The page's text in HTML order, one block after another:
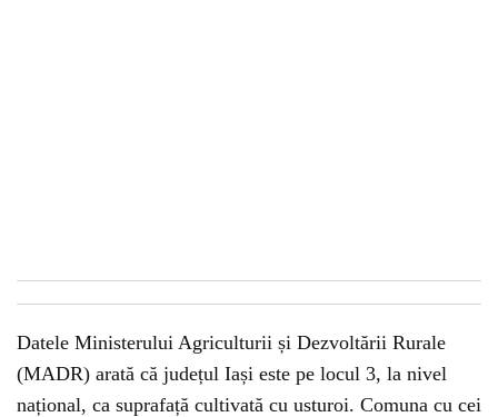
Datele Ministerului Agriculturii și Dezvoltării Rurale
(MADR) arată că județul Iași este pe locul 3, la nivel
național, ca suprafață cultivată cu usturoi. Comuna cu cei